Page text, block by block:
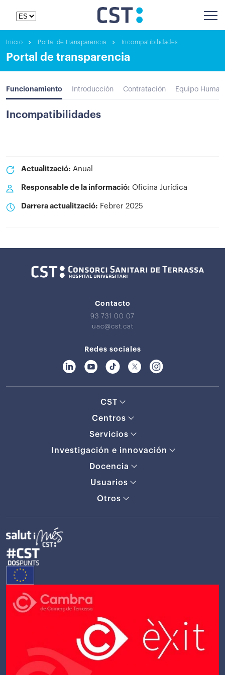
Inicio Portal de transparencia Incompatibilidades
Portal de transparencia
Funcionamiento Introducción Contratación Equipo
Incompatibilidades
Actualització: Anual
Responsable de la informació: Oficina Jurídica
Darrera actualització: Febrer 2025
Contacto
93 731 00 07
uac@cst.cat
Redes sociales
CST
Centros
Servicios
Investigación e innovación
Docencia
Usuarios
Otros